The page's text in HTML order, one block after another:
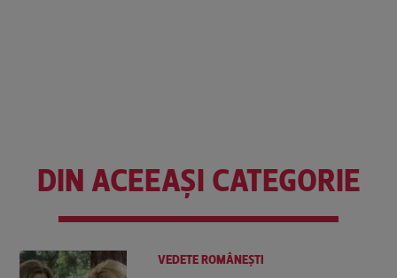
DIN ACEEAȘI CATEGORIE
VEDETE ROMÂNEŞTI